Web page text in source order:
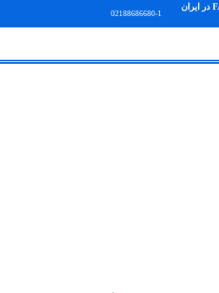
02188686680-1